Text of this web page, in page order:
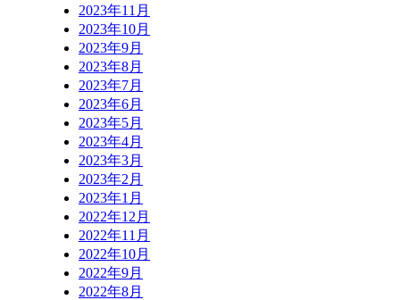
2023年11月
2023年10月
2023年9月
2023年8月
2023年7月
2023年6月
2023年5月
2023年4月
2023年3月
2023年2月
2023年1月
2022年12月
2022年11月
2022年10月
2022年9月
2022年8月